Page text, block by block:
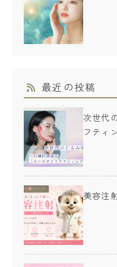
最近の投稿
次世代
フティ
美容注